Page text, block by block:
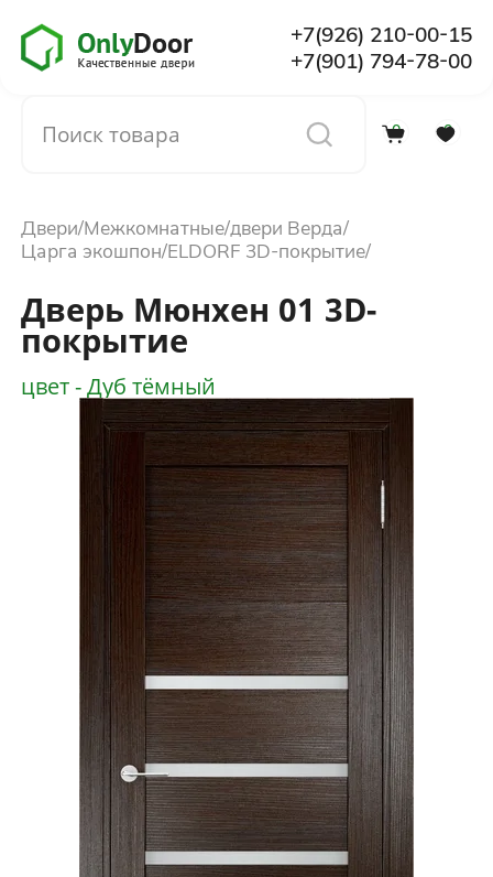
+7(926) 210-00-15
+7(901) 794-78-00
0 0
О компании
Установка
Доставка и оплата
Фото работ
Двери Межкомнатные двери Верда
Царга экошпон ELDORF 3D-покрытие
Дверь Мюнхен 01 3D-
покрытие
цвет - Дуб тёмный